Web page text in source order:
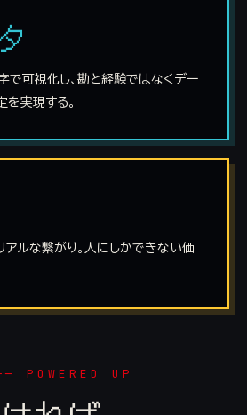
で可視化し、勘と経験ではなくデー
を実現する。
アルな繋がり。人にしかできない価
POWERED UP